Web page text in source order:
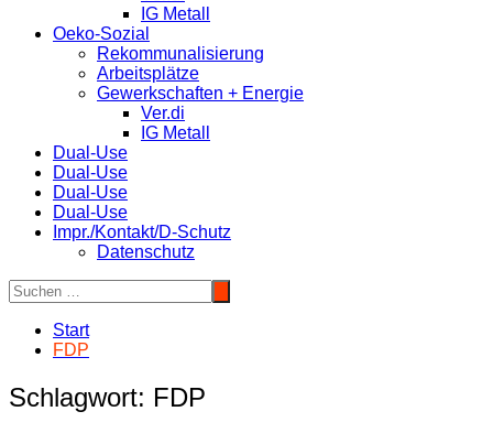
IG Metall
Oeko-Sozial
Rekommunalisierung
Arbeitsplätze
Gewerkschaften + Energie
Ver.di
IG Metall
Dual-Use
Dual-Use
Dual-Use
Dual-Use
Impr./Kontakt/D-Schutz
Datenschutz
Start
FDP
Schlagwort: FDP